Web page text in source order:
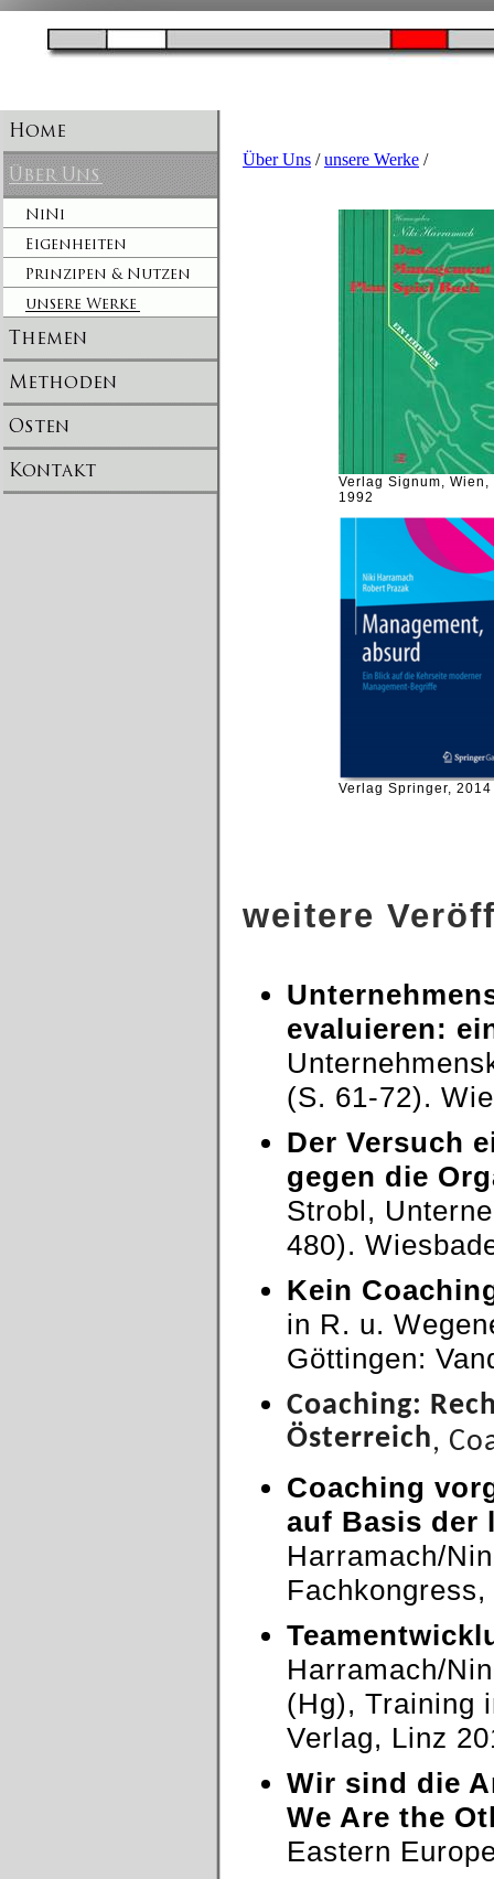
Über Uns /unsere Werke /
Verlag Signum, Wien,
1992
Verlag Springer, 2014
weitere
evaluieren:
(S. 61-72).
Der Versuch
gegen die
Strobl,
480).
Kein
in R. u.
Göttingen:
Coaching:
Österreich,
Coaching
auf Basis der
Harramach/
Harramach/
(Hg), Training
Verlag, Linz
Wir sind die
We Are the
Eastern